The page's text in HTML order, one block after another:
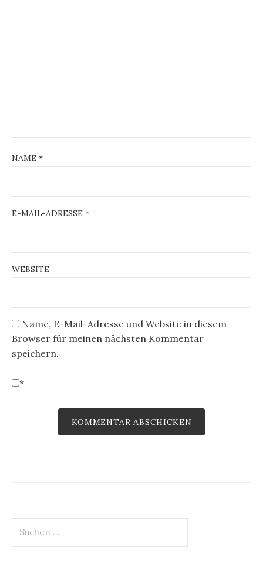
NAME *
E-MAIL-ADRESSE *
WEBSITE
Name, E-Mail-Adresse und Website in diesem
Browser für meinen nächsten Kommentar
speichern.
*
nach: